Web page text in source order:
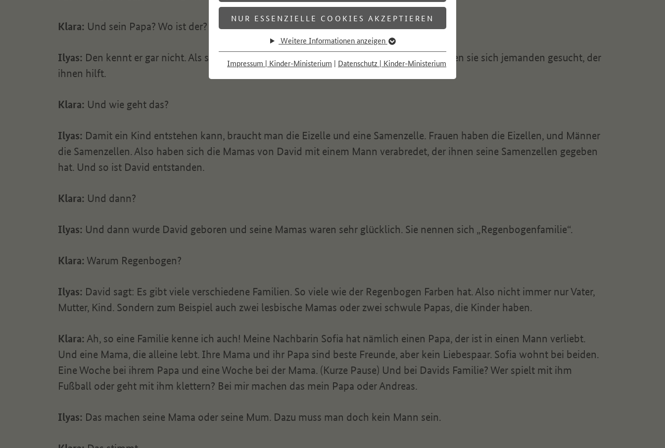
NUR ESSENZIELLE COOKIES AKZEPTIEREN
Weitere Informationen anzeigen
Impressum | Kinder-Ministerium | Datenschutz | Kinder-Ministerium
Klara: Und sein Papa? Wo ist der?
Ilyas: Den kennt er gar nicht. Als seine Mama und Mum ein Kind bekommen wollten, haben sie sich jemanden gesucht, der
ihnen hilft.
Klara: Und wie geht das?
Ilyas: Damit ein Kind entstehen kann, braucht man die Eizelle und eine Samenzelle. Frauen haben die Eizellen, und Männer
die Samenzellen. Also haben sich die Mamas von David mit einem Mann verabredet, der ihnen seine Samenzellen gegeben
hat. Und so ist David entstanden.
Klara: Und dann?
Ilyas: Und dann wurde David geboren und seine Mamas waren sehr glücklich. Sie nennen sich „Regenbogenfamilie“.
Klara: Warum Regenbogen?
Ilyas: David sagt: Es gibt viele verschiedene Familien. So viele wie der Regenbogen Farben hat. Also nicht immer nur Vater,
Mutter, Kind. Sondern zum Beispiel auch zwei lesbische Mamas oder zwei schwule Papas, die Kinder haben.
Klara: Ah, so eine Familie kenne ich auch! Meine Nachbarin Sofia hat nämlich einen Papa, der ist in einen Mann verliebt.
Und eine Mama, die alleine lebt. Ihre Mama und ihr Papa sind beste Freunde, aber kein Liebespaar. Sofia wohnt bei beiden.
Eine Woche bei ihrem Papa und eine Woche bei der Mama. (Kurze Pause) Und bei Davids Familie? Wer spielt mit ihm
Fußball oder geht mit ihm klettern? Bei mir machen das mein Papa oder Andreas.
Ilyas: Das machen seine Mama oder seine Mum. Dazu muss man doch kein Mann sein.